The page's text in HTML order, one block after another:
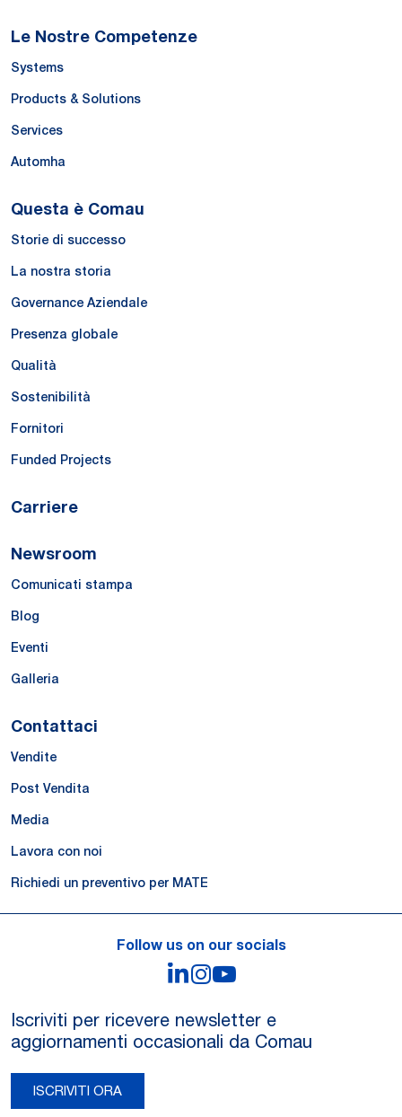
Le Nostre Competenze
Systems
Products & Solutions
Services
Automha
Questa è Comau
Storie di successo
La nostra storia
Governance Aziendale
Presenza globale
Qualità
Sostenibilità
Fornitori
Funded Projects
Carriere
Newsroom
Comunicati stampa
Blog
Eventi
Galleria
Contattaci
Vendite
Post Vendita
Media
Lavora con noi
Richiedi un preventivo per MATE
Follow us on our socials
LinkedIn
Instagram
Iscriviti per ricevere newsletter e
aggiornamenti occasionali da Comau
ISCRIVITI ORA